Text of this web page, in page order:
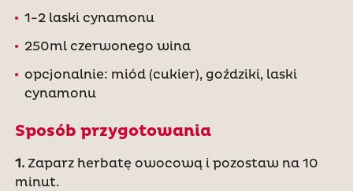
1-2 laski cynamonu
250ml czerwonego wina
opcjonalnie: miód (cukier), goździki, laski
cynamonu
Sposób przygotowania
1. Zaparz herbatę owocową i pozostaw na 10
minut.